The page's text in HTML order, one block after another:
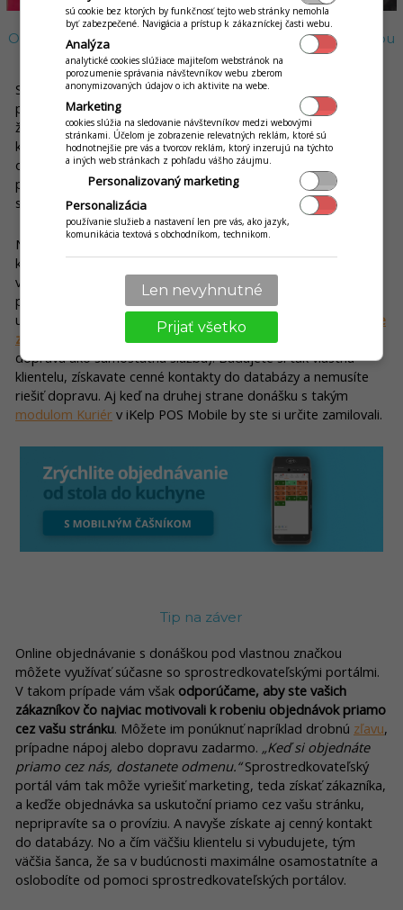
Online objednávanie s donáškou pod vlastnou značkou
vs. sprostredkovateľské portály
Sme presvedčení, že objednávanie cez internet s donáškou
pod vlastnou značkou sa oplatí. Nemusíte totiž odvádzať
žiadne provízie sprostredkovateľskému portálu a šetríte čas,
ktorý by sa inak musel venovať telefonickému vybavovaniu
objednávok. No a popritom máte absolútnu kontrolu nad
prijatými aj rozpracovanými objednávkami a tiež nad
skladovou evidenciou.
Netreba však zatracovať ani sprostredkovateľské portály,
ktoré môžu byť veľmi užitočným pomocníkom – napríklad
vtedy, keď skombinujete ich využívanie s online objednávaním
pod vlastnou značkou. Zatiaľ čo online objednávku môže
urobiť zákazník prostredníctvom vašej stránky,
dopravu môže
zabezpečiť sprostredkovateľ(áno, sú aj takí, ktorí ponúkajú
dopravu ako samostatnú službu). Budujete si tak vlastnú
klientelu, získavate cenné kontakty do databázy a nemusíte
riešiť dopravu. Aj keď na druhej strane donášku s takým
modulom Kuriér v iKelp POS Mobile by ste si určite zamilovali.
Tip na záver
Online objednávanie s donáškou pod vlastnou značkou
môžete využívať súčasne so sprostredkovateľskými portálmi.
V takom prípade vám však odporúčame, aby ste vašich
zákazníkov čo najviac motivovali k robeniu objednávok priamo
cez vašu stránku. Môžete im ponúknuť napríklad drobnú zľavu,
prípadne nápoj alebo dopravu zadarmo. „Keď si objednáte
priamo cez nás, dostanete odmenu.“Sprostredkovateľský
portál vám tak môže vyriešiť marketing, teda získať zákazníka,
a keďže objednávka sa uskutoční priamo cez vašu stránku,
nepripravíte sa o províziu. A navyše získate aj cenný kontakt
do databázy. No a čím väčšiu klientelu si vybudujete, tým
väčšia šanca, že sa v budúcnosti maximálne osamostatníte a
oslobodíte od pomoci sprostredkovateľských portálov.
sú cookie bez ktorých by funkčnosť tejto web stránky nemohla
byť zabezpečené. Navigácia a prístup k zákazníckej časti webu.
Analýza
analytické cookies slúžiace majiteľom webstránok na
porozumenie správania návštevníkov webu zberom
anonymizovaných údajov o ich aktivite na webe.
Marketing
cookies slúžia na sledovanie návštevníkov medzi webovými
stránkami. Účelom je zobrazenie relevatných reklám, ktoré sú
hodnotnejšie pre vás a tvorcov reklám, ktorý inzerujú na týchto
a iných web stránkach z pohľadu vášho záujmu.
Personalizovaný marketing
Personalizácia
používanie služieb a nastavení len pre vás, ako jazyk,
komunikácia textová s obchodníkom, technikom.
Len nevyhnutné
Prijať všetko